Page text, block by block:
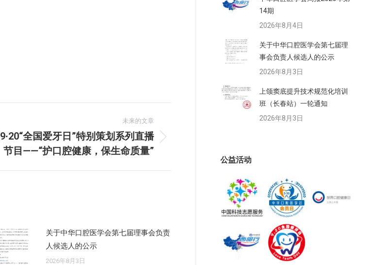
未来的文章
9∙20“全国爱牙日”特别策划系列直播
节目——“护口腔健康，保生命质量”
关于中华口腔医学会第七届理事会负责
人候选人的公示
2026年8月3日
14期
2026年8月4日
关于中华口腔医学会第七届理
事会负责人候选人的公示
2026年8月3日
上颌窦底提升技术规范化培训
班（长春站）一轮通知
2026年8月3日
公益活动